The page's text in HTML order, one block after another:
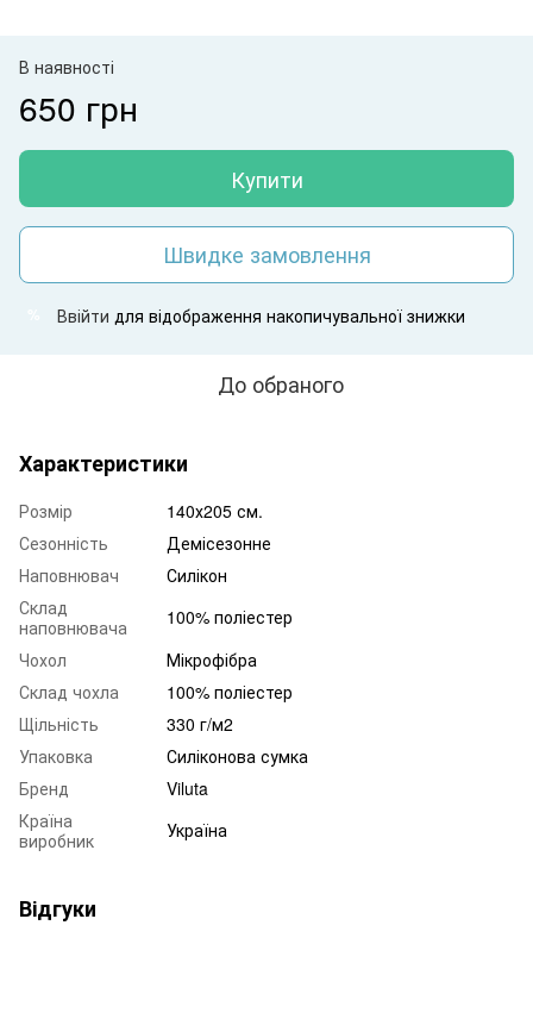
В наявності
650 грн
Купити
Швидке замовлення
Ввійти для відображення накопичувальної знижки
До обраного
Характеристики
Розмір
140х205 см.
Сезонність
Демісезонне
Наповнювач
Силікон
Склад
наповнювача
100% поліестер
Чохол
Мікрофібра
Склад чохла
100% поліестер
Щільність
330 г/м2
Упаковка
Силіконова сумка
Бренд
Viluta
Країна
виробник
Україна
Відгуки